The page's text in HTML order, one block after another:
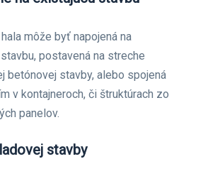
môže byť napojená na
postavená na streche
betónovej stavby, alebo spojená
v kontajneroch, či štruktúrach zo
panelov.
stavby